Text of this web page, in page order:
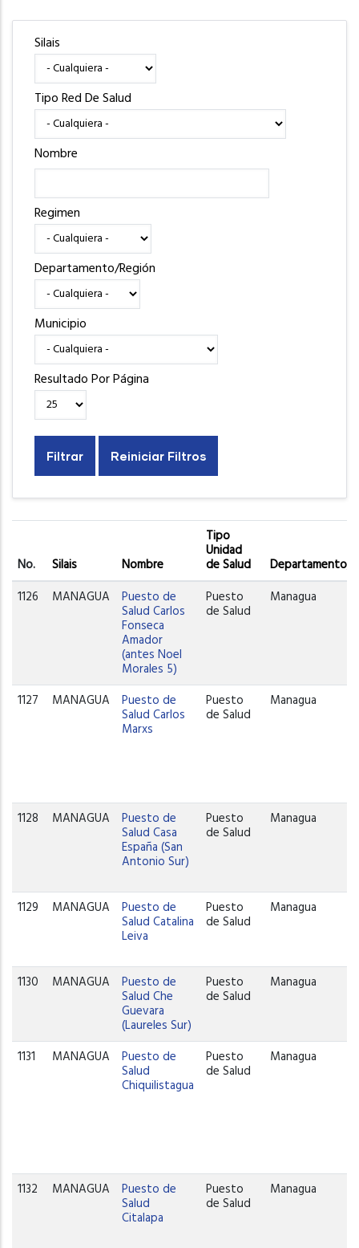
Silais
Tipo Red De Salud
Nombre
Regimen
Departamento/Región
Municipio
Resultado Por Página
No. Silais Nombre
Tipo
Unidad
de Salud
Departamento/
1126
MANAGUA Puesto de
Salud Carlos
Fonseca
Amador
(antes Noel
Morales 5)
Puesto
de Salud
Managua
1127 MANAGUA Puesto de
Salud Carlos
Marxs
Puesto
de Salud
Managua
1128 MANAGUA Puesto de
Salud Casa
España (San
Antonio Sur)
Puesto
de Salud
Managua
1129 MANAGUA Puesto de
Salud Catalina
Leiva
Puesto
de Salud
Managua
1130 MANAGUA Puesto de
Salud Che
Guevara
(Laureles Sur)
Puesto
de Salud
Managua
1131 MANAGUA Puesto de
Salud
Chiquilistagua
Puesto
de Salud
Managua
1132 MANAGUA Puesto de
Salud
Citalapa
Puesto
de Salud
Managua